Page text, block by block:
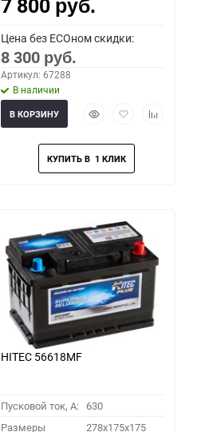
7 800 руб.
Цена без ECOном скидки:
8 300 руб.
Артикул: 67288
В наличии
БыстрыйДобавить
избранное
Добавить
В КОРЗИНУ
HITEC 56618MF
Пусковой ток, A: 630
Размеры
278x175x175